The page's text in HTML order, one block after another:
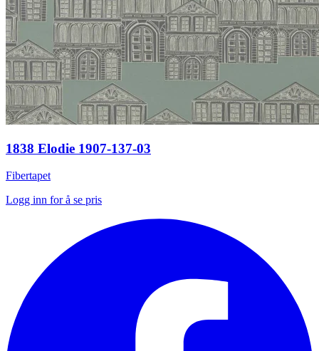
1838 Elodie 1907-137-03
Fibertapet
Logg inn for å se pris